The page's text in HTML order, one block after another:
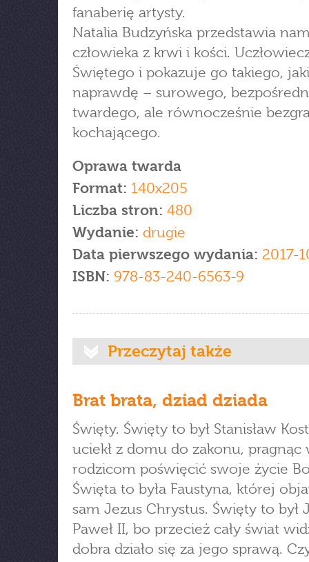
fanaberię artysty.
Natalia Budzyńska przedstawia
człowieka z krwi i kości.
Świętego i pokazuje go takiego,
naprawdę – surowego,
twardego, ale równocześnie
kochającego.
Oprawa twarda
Format: 140x205
Liczba stron: 480
Wydanie: drugie
Data pierwszego wydania: 2017-
ISBN: 978-83-240-6563-9
Przeczytaj także
Brat brata, dziad dziada
Święty. Święty to był Stanisław
uciekł z domu do zakonu, pragnąc
rodzicom poświęcić swoje życie
Święta to była Faustyna, której
sam Jezus Chrystus. Święty to był
Paweł II, bo przecież cały świat
dobra działo się za jego sprawą.